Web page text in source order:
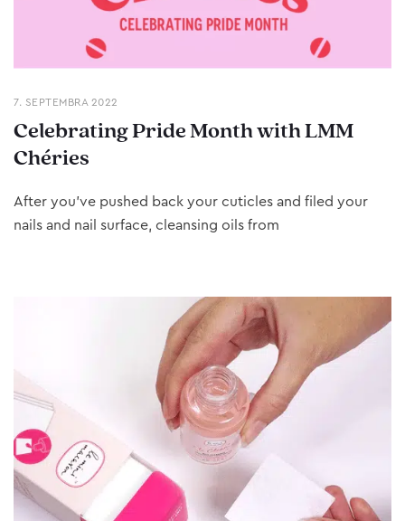
7. SEPTEMBRA 2022
Celebrating Pride Month with LMM
Chéries
After you’ve pushed back your cuticles and filed your
nails and nail surface, cleansing oils from